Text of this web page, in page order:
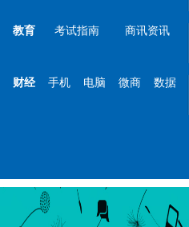
教育 考试指南 商讯资讯
财经 手机 电脑 微商 数据